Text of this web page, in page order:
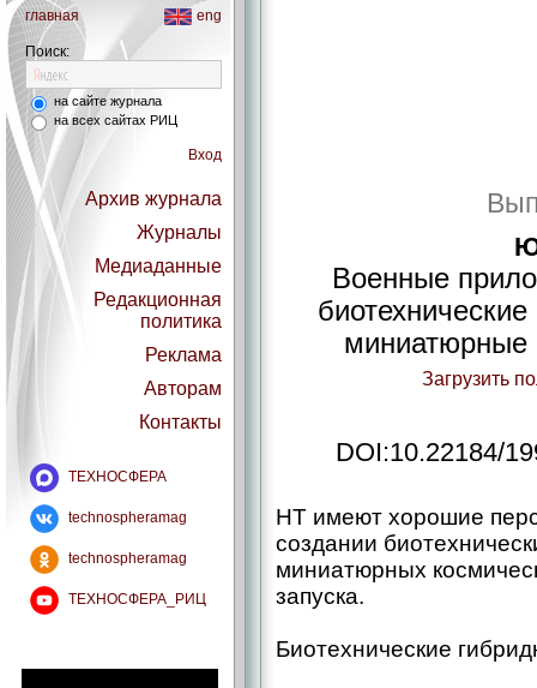
главная eng
Поиск:
на сайте журнала
на всех сайтах РИЦ
Вход
Архив журнала
Журналы
Медиаданные
Редакционная
политика
Реклама
Авторам
Контакты
ТЕХНОСФЕРА
technospheramag
technospheramag
ТЕХНОСФЕРА_РИЦ
Военные
миниатюрные
Загрузить
DOI:10.22184/
НТ имеют хорошие
создании
миниатюрных
запуска.
Биотехнические